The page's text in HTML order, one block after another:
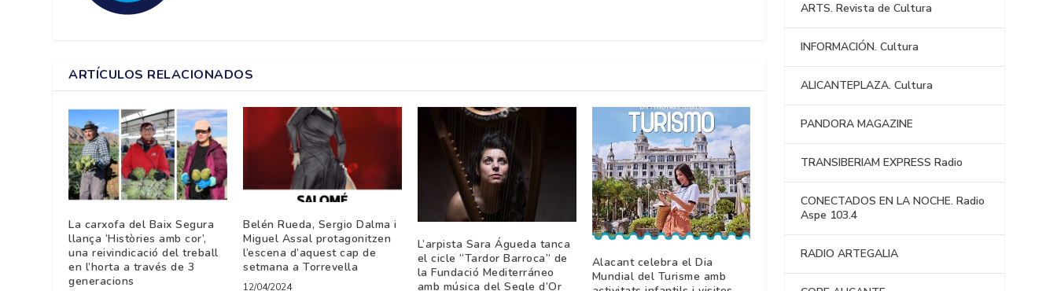
ARTÍCULOS RELACIONADOS
La carxofa del Baix Segura
llança ‘Històries amb cor’,
una reivindicació del treball
en l’horta a través de 3
generacions
Belén Rueda, Sergio Dalma i
Miguel Assal protagonitzen
l’escena d’aquest cap de
setmana a Torrevella
12/04/2024
L’arpista Sara Águeda tanca
el cicle “Tardor Barroca” de
la Fundació Mediterráneo
amb música del Segle d’Or
Alacant celebra el Dia
Mundial del Turisme amb
ARTS. Revista de Cultura
INFORMACIÓN. Cultura
ALICANTEPLAZA. Cultura
PANDORA MAGAZINE
TRANSIBERIAM EXPRESS Radio
CONECTADOS EN LA NOCHE. Radio
Aspe 103.4
RADIO ARTEGALIA